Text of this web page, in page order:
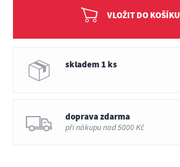
VLOŽIT DO KOŠÍKU
skladem 1 ks
doprava zdarma
při nákupu nad 5000 Kč